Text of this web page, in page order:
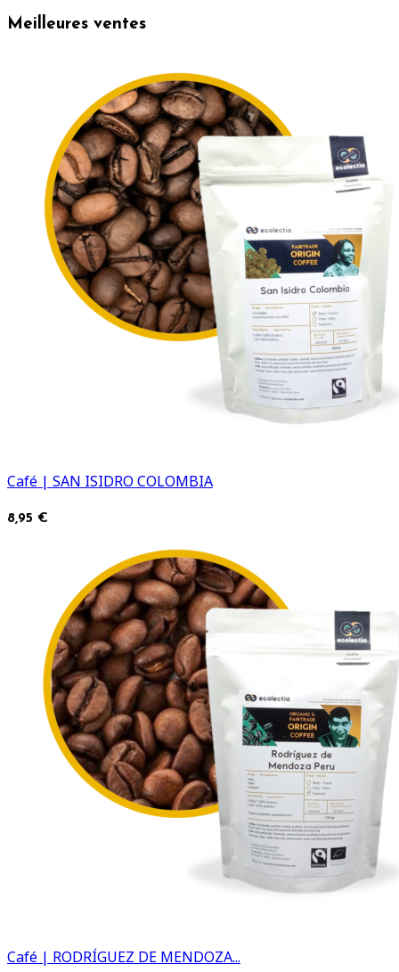
Meilleures ventes
Café | SAN ISIDRO COLOMBIA
8,95 €
Café | RODRÍGUEZ DE MENDOZA...